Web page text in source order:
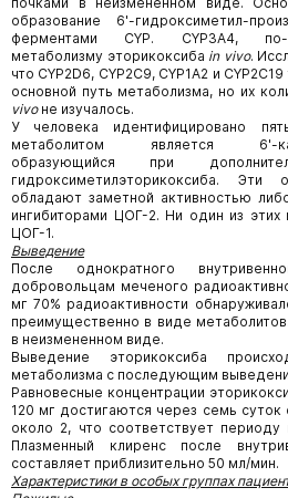
образование 6'-гидроксиметил-
ферментами CYP. CYP3A4, по-
метаболизму эторикоксиба in vivo.
что CYP2D6, CYP2C9, CYP1A2 и
основной путь метаболизма, но их
vivoне изучалось.
У человека идентифицировано
метаболитом является 6'-
образующийся при
гидроксиметилэторикоксиба.
обладают заметной активностью
ингибиторами ЦОГ-2. Ни один из этих
ЦОГ-1.
Выведение
После однократного
добровольцам меченого
мг 70% радиоактивности
преимущественно в виде
в неизмененном виде.
Выведение эторикоксиба
метаболизма с последующим
Равновесные концентрации
120 мг достигаются через семь
около 2, что соответствует
Плазменный клиренс после
составляет приблизительно 50 мл/мин.
Характеристики в особых группах